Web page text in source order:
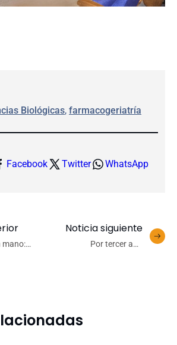
Biológicas, farmacogeriatría
Facebook Twitter WhatsApp
mano:
Noticia siguiente
Por tercer año